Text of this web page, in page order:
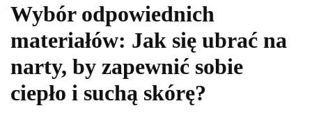
Wybór odpowiednich
materiałów: Jak się ubrać na
narty, by zapewnić sobie
ciepło i suchą skórę?